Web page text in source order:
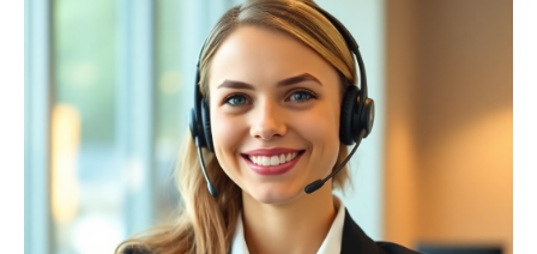
Kollektion ansehen